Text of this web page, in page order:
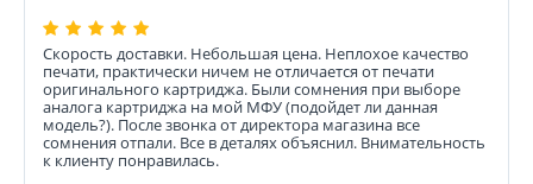
Скорость доставки. Небольшая цена. Неплохое качество
печати, практически ничем не отличается от печати
оригинального картриджа. Были сомнения при выборе
аналога картриджа на мой МФУ (подойдет ли данная
модель?). После звонка от директора магазина все
сомнения отпали. Все в деталях объяснил. Внимательность
к клиенту понравилась.